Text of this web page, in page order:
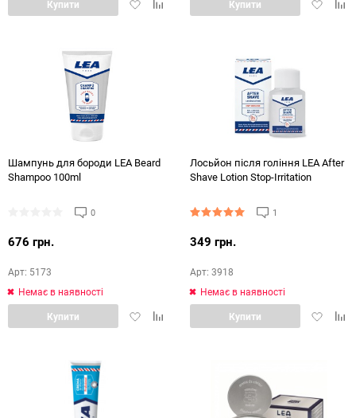
Купити Купити
Шампунь для бороди LEA Beard
Shampoo 100ml
0
676 грн.
Арт: 5173
Немає в наявності
ДодатиДодати
Купити
Лосьйон після гоління LEA After
Shave Lotion Stop-Irritation
1
349 грн.
Арт: 3918
Немає в наявності
Додати
Купити